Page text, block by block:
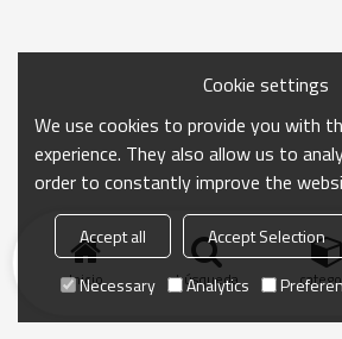
Inicio búsqueda
Cookie settings
We use cookies to provide you with
experience. They also allow us to
order to constantly improve the
Accept all Accept Selection
Necessary
Analytics